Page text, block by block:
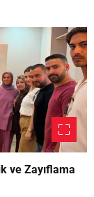
ve Zayıflama